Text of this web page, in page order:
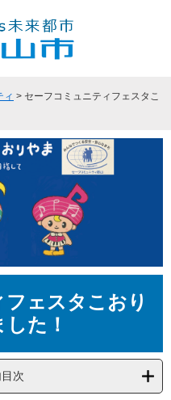
ィ > セーフコミュニティフェスタこ
ェスタこおり
た！
次